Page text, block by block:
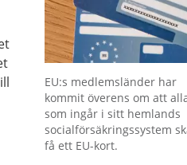
Förstora bilden
EU:s medlemsländer har
kommit överens om att
som ingår i sitt hemlands
socialförsäkringssystem
få ett EU-kort.